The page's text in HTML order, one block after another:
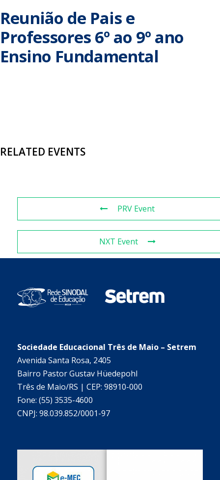
Reunião de Pais e
Professores 6º ao 9º ano
Ensino Fundamental
RELATED EVENTS
PRV Event
NXT Event
Sociedade Educacional Três de Maio – Setrem
Avenida Santa Rosa, 2405
Bairro Pastor Gustav Hüedepohl
Três de Maio/RS | CEP: 98910-000
Fone: (55) 3535-4600
CNPJ: 98.039.852/0001-97